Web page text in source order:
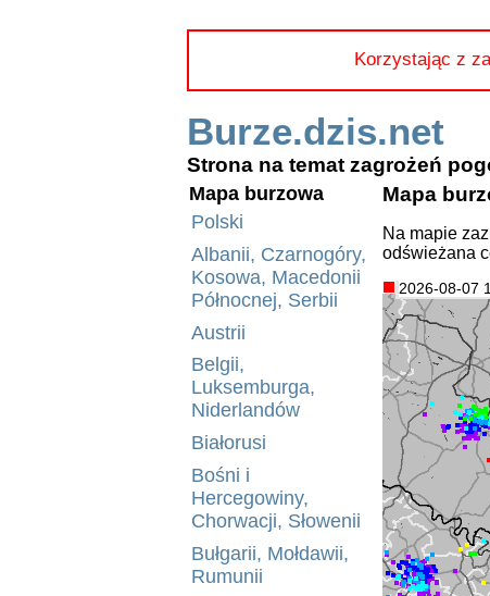
Korzystając z
Burze.dzis.net
Strona na temat zagrożeń
Mapa burzowa
Polski
Albanii, Czarnogóry,
Kosowa, Macedonii
Północnej, Serbii
Austrii
Belgii,
Luksemburga,
Niderlandów
Białorusi
Bośni i
Hercegowiny,
Chorwacji, Słowenii
Bułgarii, Mołdawii,
Rumunii
Mapa
Na mapie
odświeżana
2026-08-07